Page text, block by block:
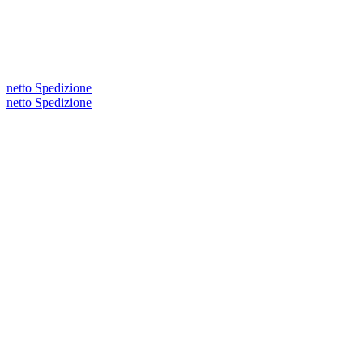
netto Spedizione
netto Spedizione